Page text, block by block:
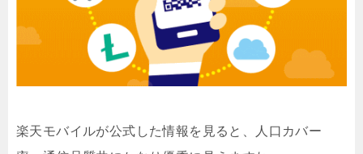
楽天モバイルが公式した情報を見ると、人口カバー